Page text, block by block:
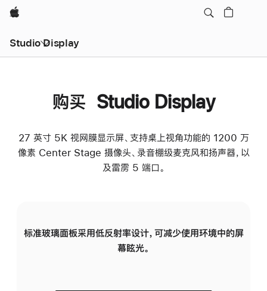
Apple
Studio Display
购买 Studio Display
27 英寸 5K 视网膜显示屏、支持桌上视角功能的 1200 万
像素 Center Stage 摄像头、录音棚级麦克风和扬声器，以
及雷雳 5 端口。
标准玻璃面板采用低反射率设计，可减少使用环境中的屏
幕眩光。